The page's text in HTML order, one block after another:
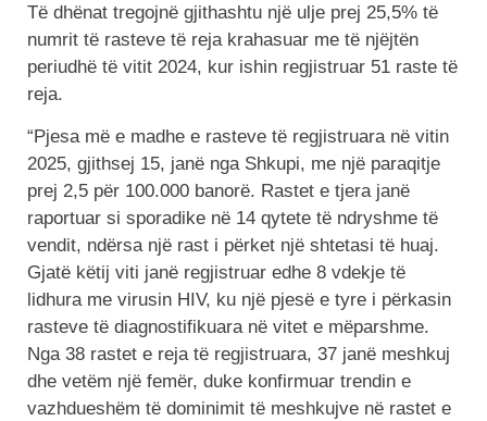
Të dhënat tregojnë gjithashtu një ulje prej 25,5% të
numrit të rasteve të reja krahasuar me të njëjtën
periudhë të vitit 2024, kur ishin regjistruar 51 raste të
reja.
“Pjesa më e madhe e rasteve të regjistruara në vitin
2025, gjithsej 15, janë nga Shkupi, me një paraqitje
prej 2,5 për 100.000 banorë. Rastet e tjera janë
raportuar si sporadike në 14 qytete të ndryshme të
vendit, ndërsa një rast i përket një shtetasi të huaj.
Gjatë këtij viti janë regjistruar edhe 8 vdekje të
lidhura me virusin HIV, ku një pjesë e tyre i përkasin
rasteve të diagnostifikuara në vitet e mëparshme.
Nga 38 rastet e reja të regjistruara, 37 janë meshkuj
dhe vetëm një femër, duke konfirmuar trendin e
vazhdueshëm të dominimit të meshkujve në rastet e